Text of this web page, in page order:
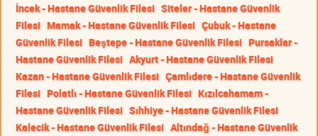
İncek - Hastane Güvenlik Filesi Siteler - Hastane Güvenlik
Filesi Mamak - Hastane Güvenlik Filesi Çubuk - Hastane
Güvenlik Filesi Beştepe - Hastane Güvenlik Filesi Pursaklar -
Hastane Güvenlik Filesi Akyurt - Hastane Güvenlik Filesi
Kazan - Hastane Güvenlik Filesi Çamlıdere - Hastane Güvenlik
Filesi Polatlı - Hastane Güvenlik Filesi Kızılcahamam -
Hastane Güvenlik Filesi Sıhhiye - Hastane Güvenlik Filesi
Kalecik - Hastane Güvenlik Filesi Altındağ - Hastane Güvenlik